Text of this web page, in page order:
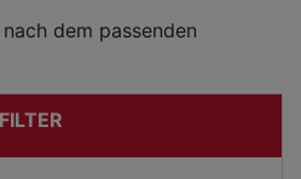
dem passenden
FILTER